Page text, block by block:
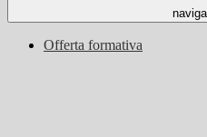
Offerta formativa